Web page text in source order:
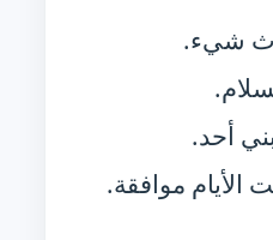
شيء.
أحد.
موافقة.